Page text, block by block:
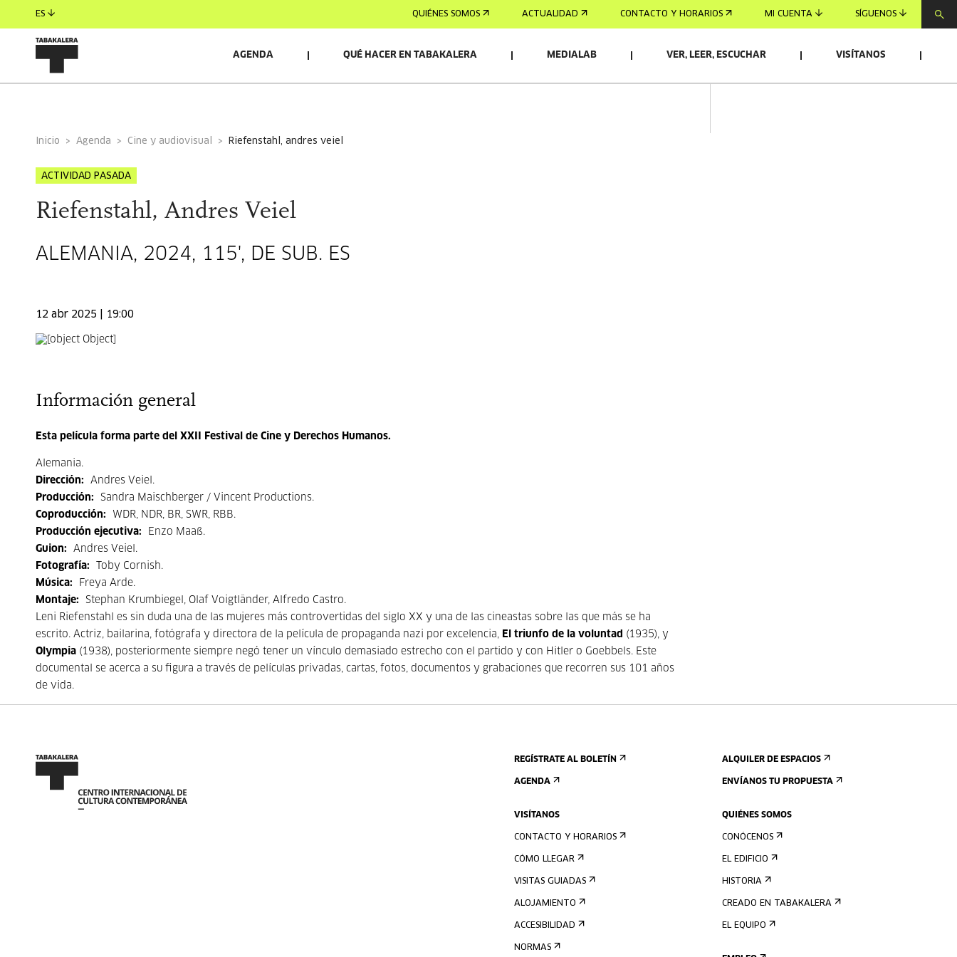
ES QUIÉNES SOMOS ACTUALIDAD CONTACTO Y HORARIOS MI CUENTA SÍGUENOS
AGENDA QUÉ HACER EN TABAKALERA MEDIALAB VER, LEER, ESCUCHAR VISÍTANOS
Inicio Agenda Cine y audiovisual riefenstahl, andres veiel
ACTIVIDAD PASADA
Riefenstahl, Andres Veiel
ALEMANIA, 2024, 115', DE SUB. ES
12 abr 2025 | 19:00
Información general
Esta película forma parte del XXII Festival de Cine y Derechos Humanos.
Alemania.
Dirección:
Andres Veiel.
Producción:
Sandra Maischberger / Vincent Productions.
Coproducción:
WDR, NDR, BR, SWR, RBB.
Producción ejecutiva:
Enzo Maaß.
Guion:
Andres Veiel.
Fotografía:
Toby Cornish.
Música:
Freya Arde.
Montaje:
Stephan Krumbiegel, Olaf Voigtländer, Alfredo Castro.
Leni Riefenstahl es sin duda una de las mujeres más controvertidas del siglo XX y una de las cineastas sobre las que más se ha
escrito. Actriz, bailarina, fotógrafa y directora de la película de propaganda nazi por excelencia, El triunfo de la voluntad (1935), y
Olympia (1938), posteriormente siempre negó tener un vínculo demasiado estrecho con el partido y con Hitler o Goebbels. Este
documental se acerca a su figura a través de películas privadas, cartas, fotos, documentos y grabaciones que recorren sus 101 años
de vida.
REGÍSTRATE AL BOLETÍN
AGENDA
VISÍTANOS
CONTACTO Y HORARIOS
CÓMO LLEGAR
VISITAS GUIADAS
ALOJAMIENTO
ACCESIBILIDAD
NORMAS
ALQUILER DE ESPACIOS
ENVÍANOS TU PROPUESTA
QUIÉNES SOMOS
CONÓCENOS
EL EDIFICIO
HISTORIA
CREADO EN TABAKALERA
EL EQUIPO